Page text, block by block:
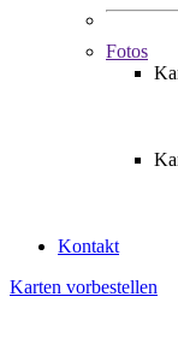
Fotos
Kontakt
Karten vorbestellen